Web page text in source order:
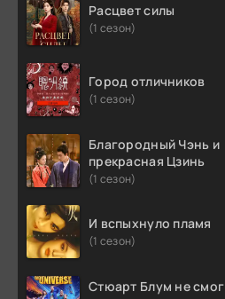
Расцвет силы
(1 сезон)
Город отличников
(1 сезон)
Благородный Чэнь и
прекрасная Цзинь
(1 сезон)
И вспыхнуло пламя
(1 сезон)
Стюарт Блум не смог